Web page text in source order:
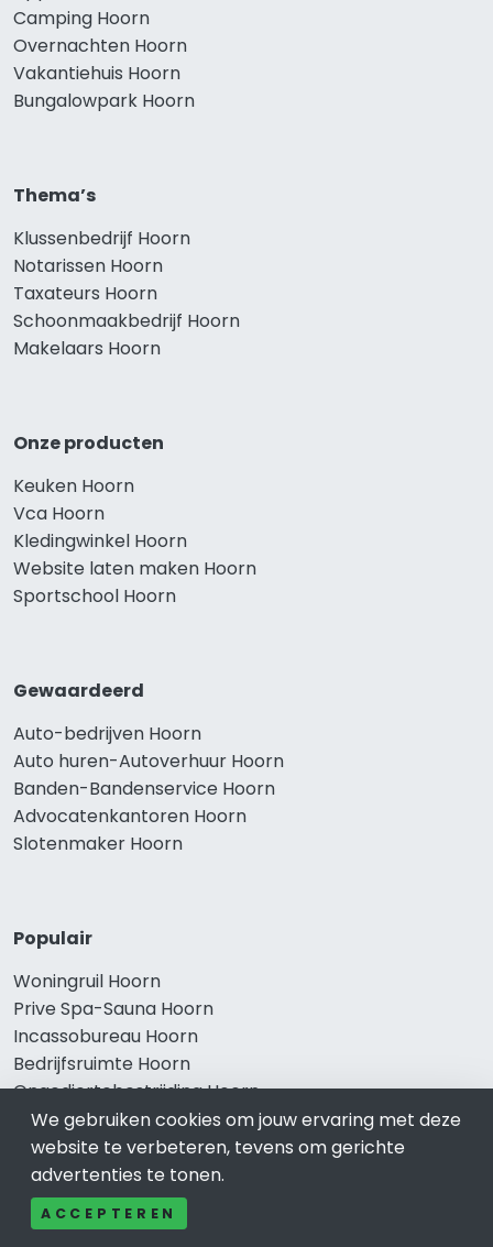
Camping Hoorn
Overnachten Hoorn
Vakantiehuis Hoorn
Bungalowpark Hoorn
Thema’s
Klussenbedrijf Hoorn
Notarissen Hoorn
Taxateurs Hoorn
Schoonmaakbedrijf Hoorn
Makelaars Hoorn
Onze producten
Keuken Hoorn
Vca Hoorn
Kledingwinkel Hoorn
Website laten maken Hoorn
Sportschool Hoorn
Gewaardeerd
Auto-bedrijven Hoorn
Auto huren-Autoverhuur Hoorn
Banden-Bandenservice Hoorn
Advocatenkantoren Hoorn
Slotenmaker Hoorn
Populair
Woningruil Hoorn
Prive Spa-Sauna Hoorn
Incassobureau Hoorn
Bedrijfsruimte Hoorn
Ongediertebestrijding Hoorn
We gebruiken cookies om jouw ervaring met deze
website te verbeteren, tevens om gerichte
advertenties te tonen.
ACCEPTEREN